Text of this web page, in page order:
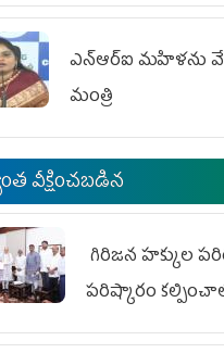
ఎన్‌ఆర్‌ఐ మహిళను
మంత్రి
వీక్షించబడిన
గిరిజన హక్కుల
పరిష్కారం